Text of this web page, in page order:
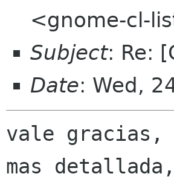
<gnome-cl-
Subject: Re:
Date: Wed,
vale gracias,
mas